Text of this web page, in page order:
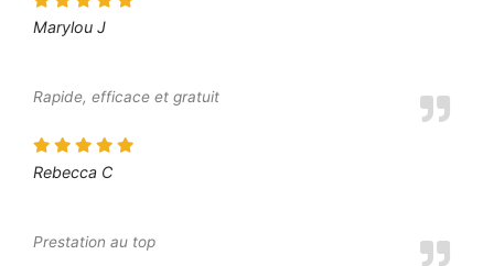
Marylou J
Rapide, efficace et gratuit
Rebecca C
Prestation au top